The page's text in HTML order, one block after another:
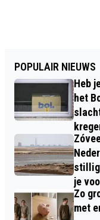
POPULAIR NIEUWS
Heb
het
je
Zo
met